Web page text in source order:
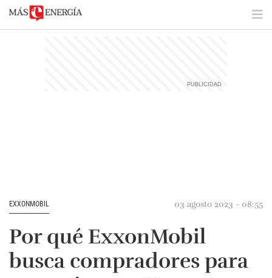
EXXONMOBIL 03 agosto 2023 - 08:55
Por qué ExxonMobil
busca compradores para